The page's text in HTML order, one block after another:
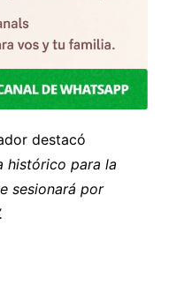
destacó
histórico para la
sesionará por